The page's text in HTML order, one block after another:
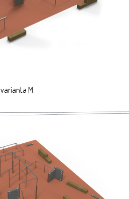
varianta M